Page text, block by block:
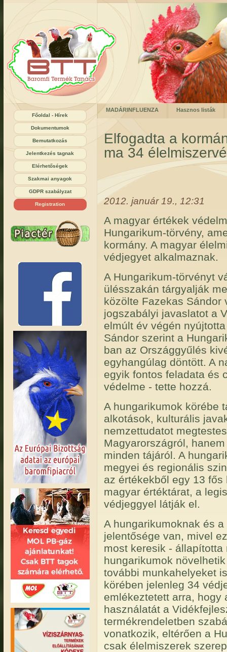
Főoldal - Hírek
Dokumentumok
Bemutatkozás
Jelentkezés tagnak
Elérhetőségek
Szakmai anyagok
GDPR szabályzat
Registration
MADÁRINFLUENZA Hasznos listák
Elfogadta a
ma 34
2012. január 19., 12:31
A magyar értékek
Hungarikum-törvény,
kormány. A magyar
védjegyet alkalmaznak.
A Hungarikum-törvényt
ülésszakán tárgyalják
közölte Fazekas Sándor
jogszabályi javaslatot a
elmúlt év végén
Sándor szerint a
ban az Országgyűlés
egyhangúlag döntött. A
egyik fontos feladata és
védelme - tette hozzá.
A hungarikumok körébe
alkotások, kulturális
nemzettudatot
Magyarországról,
minden tájáról. A
megyei és regionális
az értékekből egy 13
magyar értéktárat, a
védjeggyel látják el.
A hungarikumoknak és
jelentősége van, mivel
most keresik -
hungarikumok
további munkahelyeket
körében jelenleg 34
emlékeztetett arra, hogy
használatát a
termékrendeletben
vonatkozik, eltérően a
csak élelmiszerek